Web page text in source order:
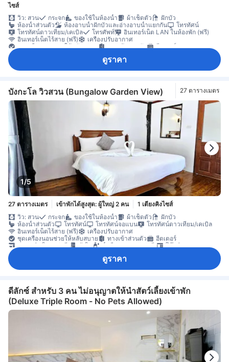
ไซส์
วิว: สวน
กระจก ของใช้ในห้องน้ำ ผ้าเช็ดตัว
ฝักบัว
ห้องน้ำส่วนตัว
ห้องอาบน้ำฝักบัวและอ่างอาบน้ำแยกกัน
โทรทัศน์
โทรทัศน์ดาวเทียม/เคเบิล
โทรศัพท์
อินเทอร์เน็ต LAN ในห้องพัก (ฟรี)
อินเทอร์เน็ตไร้สาย (ฟรี)
เครื่องปรับอากาศ
ชุดเครื่องนอนช่วยให้หลับสบาย
ทางเข้าส่วนตัว
ฮีตเตอร์
หน้าต่าง
ดูราคา
บังกะโล วิวสวน (Bungalow Garden View) 27 ตารางเมตร
1/5
27 ตารางเมตร เข้าพักได้สูงสุด: ผู้ใหญ่ 2 คน
1 เตียงคิงไซส์
วิว: สวน
กระจก ของใช้ในห้องน้ำ ผ้าเช็ดตัว
ฝักบัว
ห้องน้ำส่วนตัว
โทรทัศน์ โทรทัศน์จอแบน
โทรทัศน์ดาวเทียม/เคเบิล
อินเทอร์เน็ตไร้สาย (ฟรี)
เครื่องปรับอากาศ
ชุดเครื่องนอนช่วยให้หลับสบาย
ทางเข้าส่วนตัว
ฮีตเตอร์
กาแฟสำเร็จรูป (ฟรี)
ตู้เย็น น้ำดื่มบรรจุขวด (ฟรี)
โต๊ะทำงาน
ห้องปลอดบุหรี่
ดูราคา
ดีลักซ์ สำหรับ 3 คน ไม่อนุญาตให้นำสัตว์เลี้ยงเข้าพัก
(Deluxe Triple Room - No Pets Allowed)